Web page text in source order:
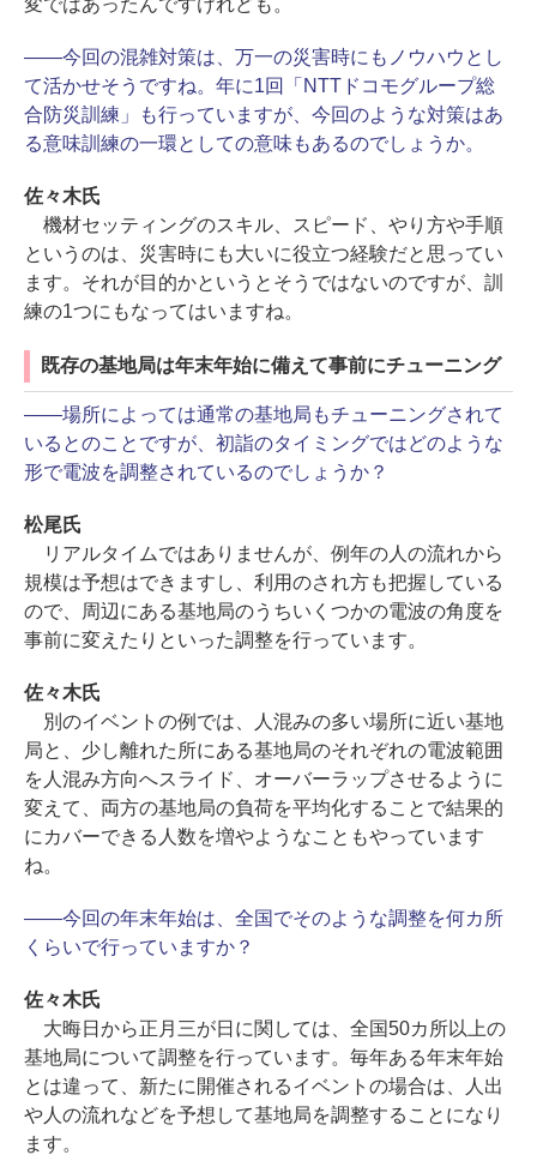
変ではあったんですけれども。
――今回の混雑対策は、万一の災害時にもノウハウとし
て活かせそうですね。年に1回「NTTドコモグループ総
合防災訓練」も行っていますが、今回のような対策はあ
る意味訓練の一環としての意味もあるのでしょうか。
佐々木氏
機材セッティングのスキル、スピード、やり方や手順
というのは、災害時にも大いに役立つ経験だと思ってい
ます。それが目的かというとそうではないのですが、訓
練の1つにもなってはいますね。
既存の基地局は年末年始に備えて事前にチューニング
――場所によっては通常の基地局もチューニングされて
いるとのことですが、初詣のタイミングではどのような
形で電波を調整されているのでしょうか？
松尾氏
リアルタイムではありませんが、例年の人の流れから
規模は予想はできますし、利用のされ方も把握している
ので、周辺にある基地局のうちいくつかの電波の角度を
事前に変えたりといった調整を行っています。
佐々木氏
別のイベントの例では、人混みの多い場所に近い基地
局と、少し離れた所にある基地局のそれぞれの電波範囲
を人混み方向へスライド、オーバーラップさせるように
変えて、両方の基地局の負荷を平均化することで結果的
にカバーできる人数を増やようなこともやっています
ね。
――今回の年末年始は、全国でそのような調整を何カ所
くらいで行っていますか？
佐々木氏
大晦日から正月三が日に関しては、全国50カ所以上の
基地局について調整を行っています。毎年ある年末年始
とは違って、新たに開催されるイベントの場合は、人出
や人の流れなどを予想して基地局を調整することになり
ます。